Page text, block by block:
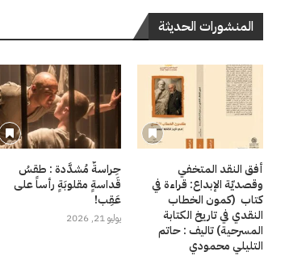
المنشورات الحديثة
أفق النقد المتخفي
وقصديّة الإبداع: قراءة في
كتاب (كمون الخطاب
النقدي في تاريخ الكتابة
المسرحية) تاليف : حاتم
التليلي محمودي
حِراسةٌ مُشدَّدة : طقسُ
قَداسةٍ مقلوبَةٍ رأساً على
عَقِب!
يوليو 21, 2026